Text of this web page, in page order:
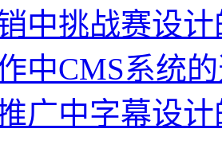
中挑战赛设
中CMS系统
广中字幕设